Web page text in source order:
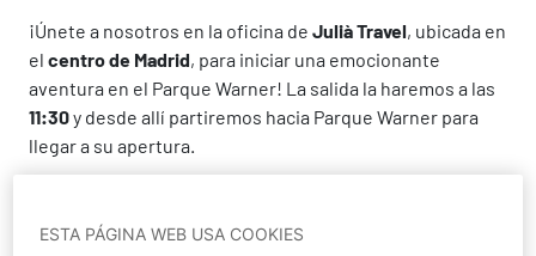
¡Únete a nosotros en la oficina de Julià Travel, ubicada en
el centro de Madrid, para iniciar una emocionante
aventura en el Parque Warner! La salida la haremos a las
11:30y desde allí partiremos hacia Parque Warner para
llegar a su apertura.
encontrarás atracciones para todas las edades
ESTA PÁGINA WEB USA COOKIES